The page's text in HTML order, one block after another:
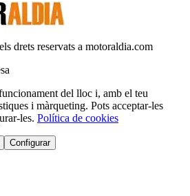
drets reservats a motoraldia.com
del lloc i, amb el teu
i màrqueting. Pots acceptar-les
les. Política de cookies
Configurar